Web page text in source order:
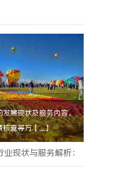
发展现状及服务内容，
查等方【....】
现状与服务解析：